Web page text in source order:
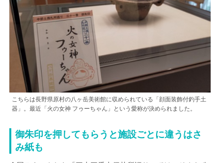
こちらは長野県原村の八ヶ岳美術館に収められている「顔面装飾付釣手土
器」。最近「火の女神 フゥーちゃん」という愛称が決められました。
御朱印を押してもらうと施設ごとに違うはさ
み紙も